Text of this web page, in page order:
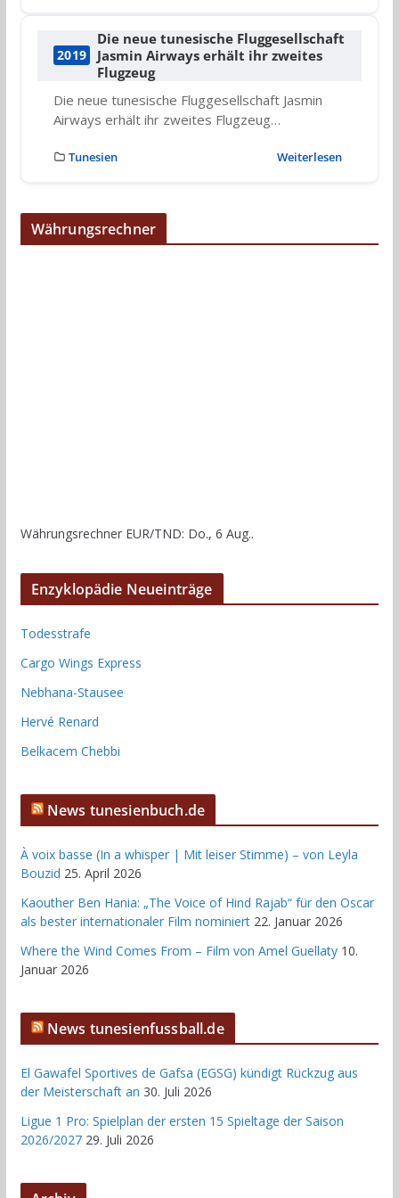
2019
Die neue tunesische Fluggesellschaft
Jasmin Airways erhält ihr zweites
Flugzeug
Die neue tunesische Fluggesellschaft Jasmin
Airways erhält ihr zweites Flugzeug…
Tunesien Weiterlesen
Währungsrechner
Währungsrechner EUR/TND: Do., 6 Aug..
Enzyklopädie Neueinträge
Todesstrafe
Cargo Wings Express
Nebhana-Stausee
Hervé Renard
Belkacem Chebbi
News tunesienbuch.de
À voix basse (In a whisper | Mit leiser Stimme) – von Leyla
Bouzid 25. April 2026
Kaouther Ben Hania: „The Voice of Hind Rajab“ für den Oscar
als bester internationaler Film nominiert 22. Januar 2026
Where the Wind Comes From – Film von Amel Guellaty 10.
Januar 2026
News tunesienfussball.de
El Gawafel Sportives de Gafsa (EGSG) kündigt Rückzug aus
der Meisterschaft an 30. Juli 2026
Ligue 1 Pro: Spielplan der ersten 15 Spieltage der Saison
2026/2027 29. Juli 2026